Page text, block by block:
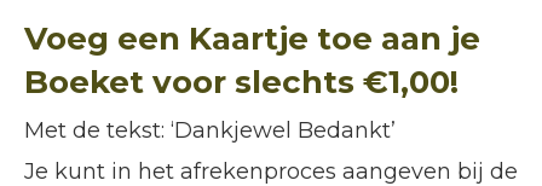
Voeg een Kaartje toe aan je
Boeket voor slechts €1,00!
Met de tekst: ‘Dankjewel Bedankt’
Je kunt in het afrekenproces aangeven bij de